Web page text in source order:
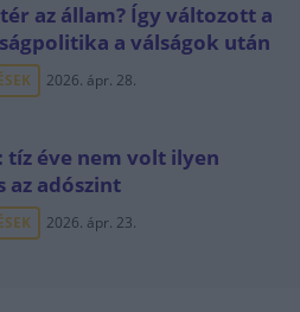
az állam? Így változott a
a válságok után
2026. ápr. 28.
tíz éve nem volt ilyen
az adószint
2026. ápr. 23.